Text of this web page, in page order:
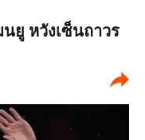
ยู หวังเซ็นถาวร